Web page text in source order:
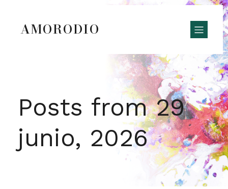
AMORODIO
Posts from 29
junio, 2026